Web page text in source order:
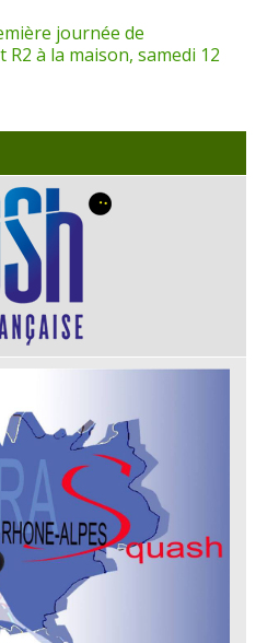
journée de
à la maison, samedi 12